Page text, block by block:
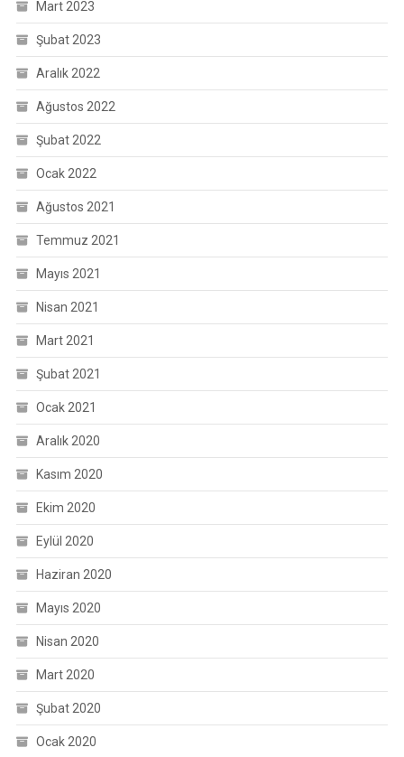
Mart 2023
Şubat 2023
Aralık 2022
Ağustos 2022
Şubat 2022
Ocak 2022
Ağustos 2021
Temmuz 2021
Mayıs 2021
Nisan 2021
Mart 2021
Şubat 2021
Ocak 2021
Aralık 2020
Kasım 2020
Ekim 2020
Eylül 2020
Haziran 2020
Mayıs 2020
Nisan 2020
Mart 2020
Şubat 2020
Ocak 2020